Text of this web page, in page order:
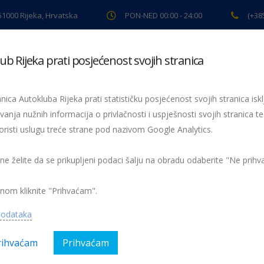
Rijeka, Hrvatska PON-NED 00:00 - 24:00
pregled Pomoć na cesti Servis Preventiva
Vidi i klikni Vidi i klikni
Rijeka prati posjećenost svojih stranica
Autokluba Rijeka prati statističku posjećenost svojih stranica
nužnih informacija o privlačnosti i uspješnosti svojih stranica te
uslugu treće strane pod nazivom Google Analytics.
želite da se prikupljeni podaci šalju na obradu odaberite "Ne
kliknite "Prihvaćam".
Prihvaćam